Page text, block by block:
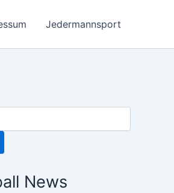
Jedermannsport
News